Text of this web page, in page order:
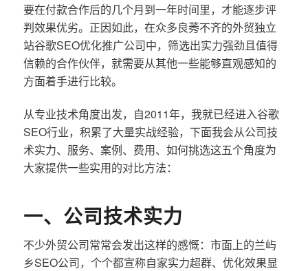
要在付款合作后的几个月到一年时间里，才能逐步评
判效果优劣。正因如此，在众多良莠不齐的外贸独立
站谷歌SEO优化推广公司中，筛选出实力强劲且值得
信赖的合作伙伴，就需要从其他一些能够直观感知的
方面着手进行比较。
从专业技术角度出发，自2011年，我就已经进入谷歌
SEO行业，积累了大量实战经验，下面我会从公司技
术实力、服务、案例、费用、如何挑选这五个角度为
大家提供一些实用的对比方法：
一、公司技术实力
不少外贸公司常常会发出这样的感慨：市面上的兰屿
乡SEO公司，个个都宣称自家实力超群、优化效果显